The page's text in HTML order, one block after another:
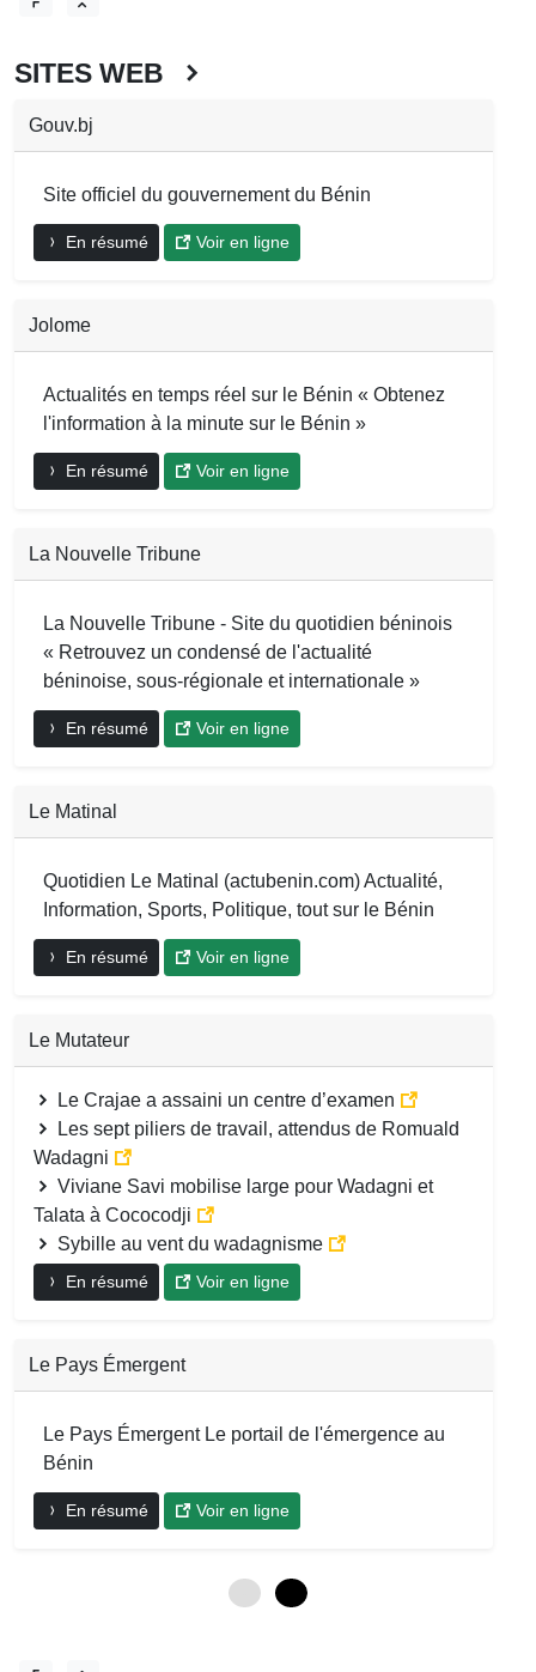
SITES WEB
Gouv.bj
Site officiel du gouvernement du Bénin
En résumé Voir en ligne
Jolome
Actualités en temps réel sur le Bénin « Obtenez
l'information à la minute sur le Bénin »
En résumé Voir en ligne
La Nouvelle Tribune
La Nouvelle Tribune - Site du quotidien béninois
« Retrouvez un condensé de l'actualité
béninoise, sous-régionale et internationale »
En résumé Voir en ligne
Le Matinal
Quotidien Le Matinal (actubenin.com) Actualité,
Information, Sports, Politique, tout sur le Bénin
En résumé Voir en ligne
Le Mutateur
Le Crajae a assaini un centre d’examen
Les sept piliers de travail, attendus de Romuald
Wadagni
Viviane Savi mobilise large pour Wadagni et
Talata à Cococodji
Sybille au vent du wadagnisme
En résumé Voir en ligne
Le Pays Émergent
Le Pays Émergent Le portail de l'émergence au
Bénin
En résumé Voir en ligne